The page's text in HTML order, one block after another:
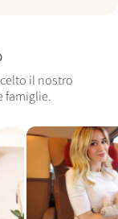
il nostro
famiglie.